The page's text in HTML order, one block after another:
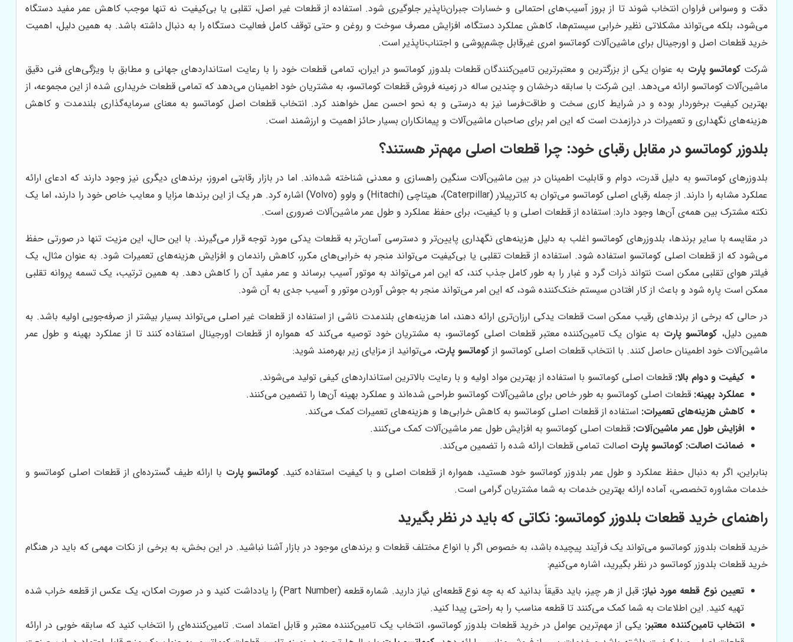
دقت و وسواس فراوان انتخاب شوند تا از بروز آسیب‌های احتمالی و خسارات جبران‌ناپذیر جلوگیری شود. استفاده از قطعات غیر اصل، تقلبی یا بی‌کیفیت نه تنها موجب کاهش عمر مفید دستگاه
می‌شود، بلکه می‌تواند مشکلاتی نظیر خرابی سیستم‌ها، کاهش عملکرد دستگاه، افزایش مصرف سوخت و روغن و حتی توقف کامل فعالیت دستگاه را به دنبال داشته باشد. به همین دلیل، اهمیت
خرید قطعات اصل و اورجینال برای ماشین‌آلات کوماتسو امری غیرقابل چشم‌پوشی و اجتناب‌ناپذیر است.
شرکتکوماتسو پارت به عنوان یکی از بزرگترین و معتبرترین تامین‌کنندگان قطعات بلدوزر کوماتسو در ایران، تمامی قطعات خود را با رعایت استانداردهای جهانی و مطابق با ویژگی‌های فنی دقیق
ماشین‌آلات کوماتسو ارائه می‌دهد. این شرکت با سابقه درخشان و چندین ساله در زمینه فروش قطعات کوماتسو، به مشتریان خود اطمینان می‌دهد که تمامی قطعات خریداری شده از این مجموعه، از
بهترین کیفیت برخوردار بوده و در شرایط کاری سخت و طاقت‌فرسا نیز به درستی و به نحو احسن عمل خواهند کرد. انتخاب قطعات اصل کوماتسو به معنای سرمایه‌گذاری بلندمدت و کاهش
هزینه‌های نگهداری و تعمیرات در درازمدت است که این امر برای صاحبان ماشین‌آلات و پیمانکاران بسیار حائز اهمیت و ارزشمند است.
بلدوزر کوماتسو در مقابل رقبای خود: چرا قطعات اصلی مهم‌تر هستند؟
بلدوزرهای کوماتسو به دلیل قدرت، دوام و قابلیت اطمینان در بین ماشین‌آلات سنگین راهسازی و معدنی شناخته شده‌اند. اما در بازار رقابتی امروز، برندهای دیگری نیز وجود دارند که ادعای ارائه
عملکرد مشابه را دارند. از جمله رقبای اصلی کوماتسو می‌توان به کاترپیلار (Caterpillar)، هیتاچی (Hitachi) و ولوو (Volvo) اشاره کرد. هر یک از این برندها مزایا و معایب خاص خود را دارند، اما یک
نکته مشترک بین همه‌ی آن‌ها وجود دارد: استفاده از قطعات اصلی و با کیفیت، برای حفظ عملکرد و طول عمر ماشین‌آلات ضروری است.
در مقایسه با سایر برندها، بلدوزرهای کوماتسو اغلب به دلیل هزینه‌های نگهداری پایین‌تر و دسترسی آسان‌تر به قطعات یدکی مورد توجه قرار می‌گیرند. با این حال، این مزیت تنها در صورتی حفظ
می‌شود که از قطعات اصلی کوماتسو استفاده شود. استفاده از قطعات تقلبی یا بی‌کیفیت می‌تواند منجر به خرابی‌های مکرر، کاهش راندمان و افزایش هزینه‌های تعمیرات شود. به عنوان مثال، یک
فیلتر هوای تقلبی ممکن است نتواند ذرات گرد و غبار را به طور کامل جذب کند، که این امر می‌تواند به موتور آسیب برساند و عمر مفید آن را کاهش دهد. به همین ترتیب، یک تسمه پروانه تقلبی
ممکن است پاره شود و باعث از کار افتادن سیستم خنک‌کننده شود، که این امر می‌تواند منجر به جوش آوردن موتور و آسیب جدی به آن شود.
در حالی که برخی از برندهای رقیب ممکن است قطعات یدکی ارزان‌تری ارائه دهند، اما هزینه‌های بلندمدت ناشی از استفاده از قطعات غیر اصلی می‌تواند بسیار بیشتر از صرفه‌جویی اولیه باشد. به
همین دلیل، کوماتسو پارت به عنوان یک تامین‌کننده معتبر قطعات اصلی کوماتسو، به مشتریان خود توصیه می‌کند که همواره از قطعات اورجینال استفاده کنند تا از عملکرد بهینه و طول عمر
ماشین‌آلات خود اطمینان حاصل کنند. با انتخاب قطعات اصلی کوماتسو از کوماتسو پارت، می‌توانید از مزایای زیر بهره‌مند شوید:
کیفیت و دوام بالا: قطعات اصلی کوماتسو با استفاده از بهترین مواد اولیه و با رعایت بالاترین استانداردهای کیفی تولید می‌شوند.
عملکرد بهینه: قطعات اصلی کوماتسو به طور خاص برای ماشین‌آلات کوماتسو طراحی شده‌اند و عملکرد بهینه آن‌ها را تضمین می‌کنند.
کاهش هزینه‌های تعمیرات: استفاده از قطعات اصلی کوماتسو به کاهش خرابی‌ها و هزینه‌های تعمیرات کمک می‌کند.
افزایش طول عمر ماشین‌آلات: قطعات اصلی کوماتسو به افزایش طول عمر ماشین‌آلات کمک می‌کنند.
ضمانت اصالت: کوماتسو پارت اصالت تمامی قطعات ارائه شده را تضمین می‌کند.
بنابراین، اگر به دنبال حفظ عملکرد و طول عمر بلدوزر کوماتسو خود هستید، همواره از قطعات اصلی و با کیفیت استفاده کنید. کوماتسو پارت با ارائه طیف گسترده‌ای از قطعات اصلی کوماتسو و
خدمات مشاوره تخصصی، آماده ارائه بهترین خدمات به شما مشتریان گرامی است.
راهنمای خرید قطعات بلدوزر کوماتسو: نکاتی که باید در نظر بگیرید
خرید قطعات بلدوزر کوماتسو می‌تواند یک فرآیند پیچیده باشد، به خصوص اگر با انواع مختلف قطعات و برندهای موجود در بازار آشنا نباشید. در این بخش، به برخی از نکات مهمی که باید در هنگام
خرید قطعات بلدوزر کوماتسو در نظر بگیرید، اشاره می‌کنیم:
تعیین نوع قطعه مورد نیاز:
قبل از هر چیز، باید دقیقاً بدانید که به چه نوع قطعه‌ای نیاز دارید. شماره قطعه (Part Number) را یادداشت کنید و در صورت امکان، یک عکس از قطعه خراب شده
تهیه کنید. این اطلاعات به شما کمک می‌کنند تا قطعه مناسب را به راحتی پیدا کنید.
انتخاب تامین‌کننده معتبر: یکی از مهم‌ترین عوامل در خرید قطعات بلدوزر کوماتسو، انتخاب یک تامین‌کننده معتبر و قابل اعتماد است. تامین‌کننده‌ای را انتخاب کنید که سابقه خوبی در ارائه